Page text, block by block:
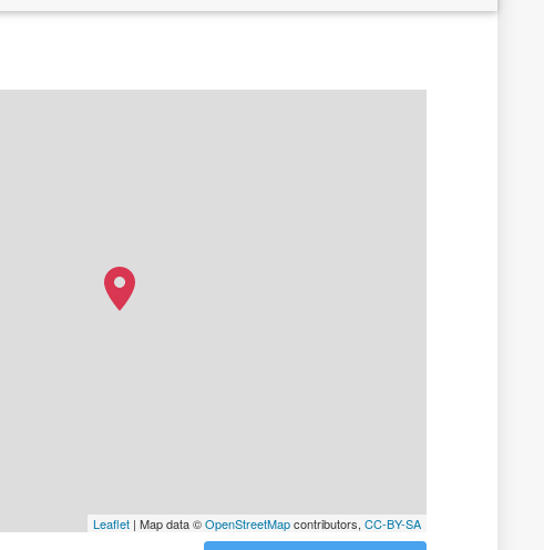
Leaflet| Map data ©OpenStreetMapcontributors, CC-BY-SA